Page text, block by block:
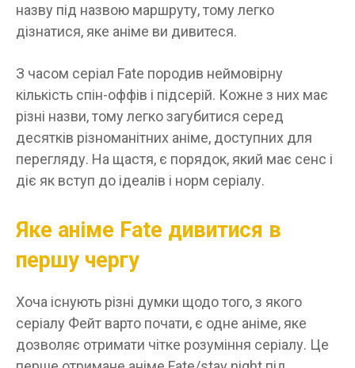
назву під назвою маршруту, тому легко
дізнатися, яке аніме ви дивитеся.
З часом серіал Fate породив неймовірну
кількість спін-оффів і підсерій. Кожне з них має
різні назви, тому легко загубитися серед
десятків різноманітних аніме, доступних для
перегляду. На щастя, є порядок, який має сенс і
діє як вступ до ідеалів і норм серіалу.
Яке аніме Fate дивитися в
першу чергу
Хоча існують різні думки щодо того, з якого
серіалу Фейт варто почати, є одне аніме, яке
дозволяє отримати чітке розуміння серіалу. Це